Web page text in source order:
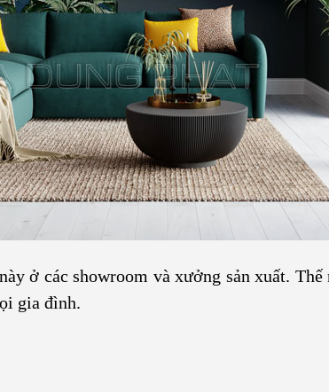
ở các showroom và xưởng sản xuất.
gia đình.